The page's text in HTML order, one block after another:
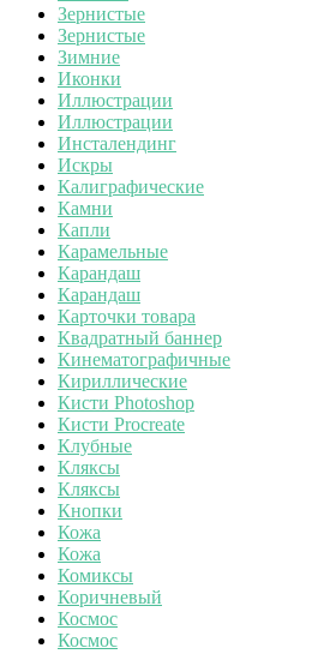
Зернистые
Зернистые
Зимние
Иконки
Иллюстрации
Иллюстрации
Инсталендинг
Искры
Калиграфические
Камни
Капли
Карамельные
Карандаш
Карандаш
Карточки товара
Квадратный баннер
Кинематографичные
Кириллические
Кисти Photoshop
Кисти Procreate
Клубные
Кляксы
Кляксы
Кнопки
Кожа
Кожа
Комиксы
Коричневый
Космос
Космос